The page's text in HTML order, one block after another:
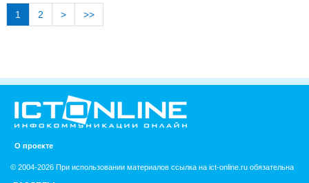
1 2 > >>
О проекте
© 2004-2026 При использовании материалов ссылка на ict-online.ru обязательна